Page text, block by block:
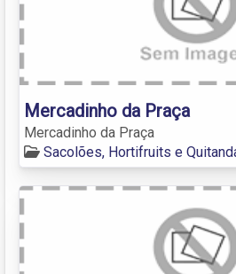
Mercadinho da Praça
Mercadinho da Praça
Sacolões, Hortifruits e